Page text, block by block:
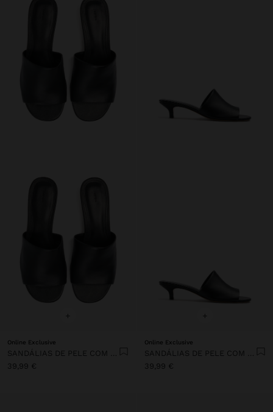
+
Online Exclusive
SANDÁLIAS DE PELE COM TACÃO E TIRA LARGA
39,99 €
+
Online Exclusive
SANDÁLIAS DE PELE COM TACÃO E TIRA LARGA
39,99 €